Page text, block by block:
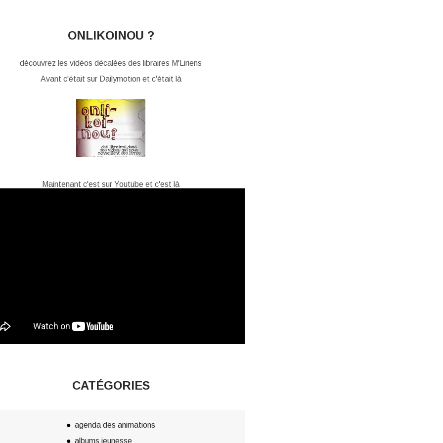
ONLIKOINOU ?
découvrez les vidéos décalées des libraires M'Liriens
Avant c'était sur Dailymotion et c'était là
Maintenant c'est sur Youtube et c'est là
CATÉGORIES
agenda des animations
albums jeunesse